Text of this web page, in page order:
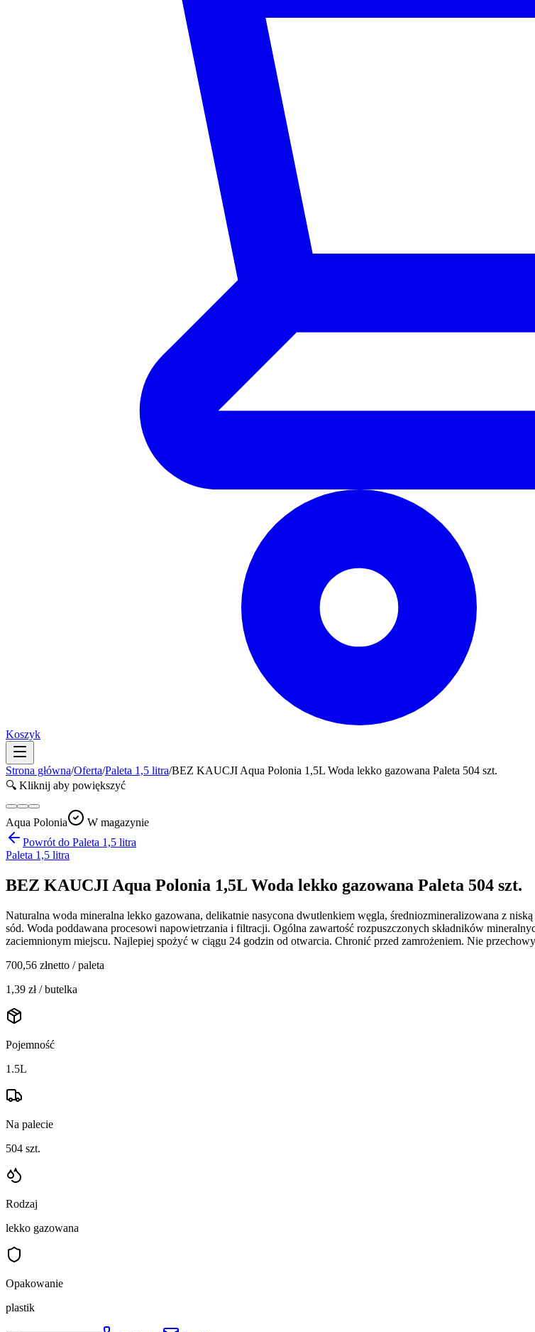
Koszyk
Strona główna/Oferta/Paleta 1,5 litra/BEZ KAUCJI Aqua Polonia 1,5L Woda lekko gazowana Paleta 504 szt.
🔍 Kliknij aby powiększyć
Aqua Polonia
W magazynie
Powrót do Paleta 1,5 litra
Paleta 1,5 litra
BEZ KAUCJI Aqua Polonia 1,5L Woda lekko gazowana Paleta 504 szt.
Naturalna woda mineralna lekko gazowana, delikatnie nasycona dwutlenkiem węgla, średniozmineralizowana z
sód. Woda poddawana procesowi napowietrzania i filtracji. Ogólna zawartość rozpuszczonych składników
zaciemnionym miejscu. Najlepiej spożyć w ciągu 24 godzin od otwarcia. Chronić przed zamrożeniem. Nie
700,56 złnetto / paleta
1,39 zł / butelka
Pojemność
1.5L
Na palecie
504 szt.
Rodzaj
lekko gazowana
Opakowanie
plastik